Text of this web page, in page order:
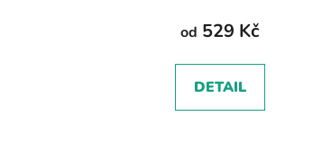
od 529 Kč
DETAIL